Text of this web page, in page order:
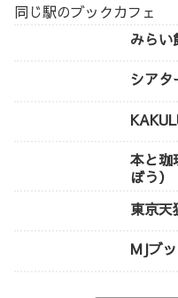
同じ駅のブックカフェ
みらい
シアタ
本と珈
ぼう）
東京天
MJブ